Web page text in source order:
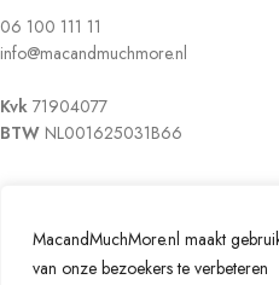
MacandMuchMore.nl maakt
van onze bezoekers te verbeteren
06 100 111 11
info@macandmuchmore.nl
Kvk 71904077
BTW NL001625031B66